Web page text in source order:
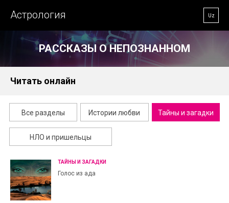
Астрология Uz
РАССКАЗЫ О НЕПОЗНАННОМ
Читать онлайн
Все разделы Истории любви Тайны и загадки
НЛО и пришельцы
ТАЙНЫ И ЗАГАДКИ
Голос из ада